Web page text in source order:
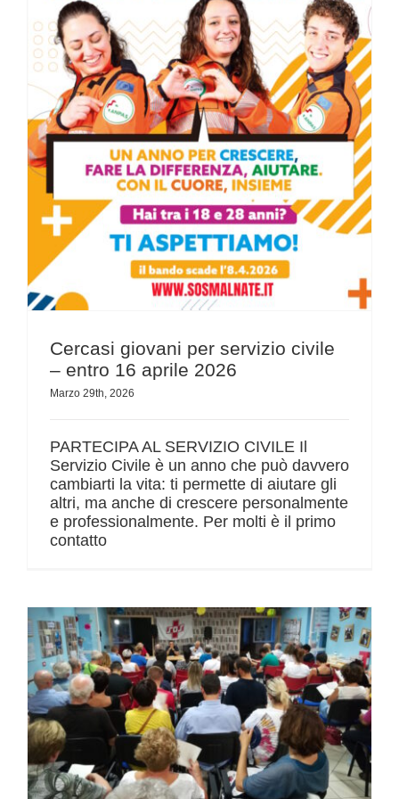
Cercasi giovani per servizio civile
– entro 16 aprile 2026
Marzo 29th, 2026
PARTECIPA AL SERVIZIO CIVILE Il
Servizio Civile è un anno che può davvero
cambiarti la vita: ti permette di aiutare gli
altri, ma anche di crescere personalmente
e professionalmente. Per molti è il primo
contatto